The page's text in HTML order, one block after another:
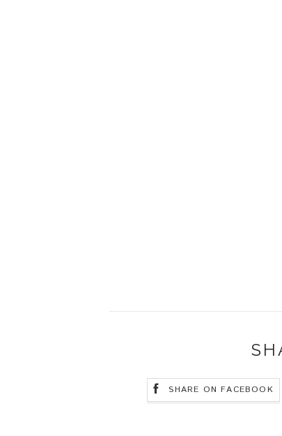
SHARE ON FACEBOOK